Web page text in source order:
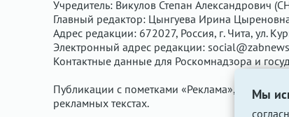
Мы
Учредитель: Викулов Степан Александрович
Главный редактор: Цынгуева Ирина
Адрес редакции: 672027, Россия, г. Чита, ул.
Электронный адрес редакции:
Контактные данные для Роскомнадзора и
Публикации с пометками «Реклама»,
рекламных текстах.